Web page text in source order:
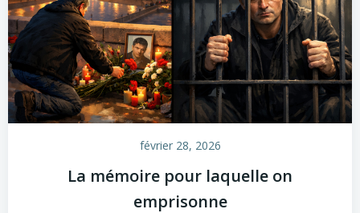
février 28, 2026
La mémoire pour laquelle on
emprisonne